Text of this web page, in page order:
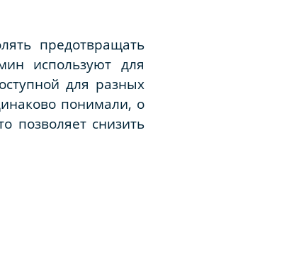
предотвращать
используют для
для разных
понимали, о
позволяет снизить